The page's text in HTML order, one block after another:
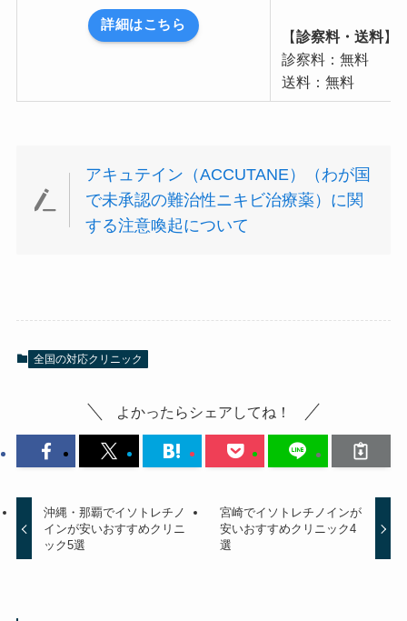
詳細はこちら
【診察料・送料】
診察料：無料
送料：無料
アキュテイン（ACCUTANE）（わが国
で未承認の難治性ニキビ治療薬）に関
する注意喚起について
全国の対応クリニック
よかったらシェアしてね！
沖縄・那覇でイソトレチノ
インが安いおすすめクリニ
ック5選
宮崎でイソトレチノインが
安いおすすめクリニック4
選